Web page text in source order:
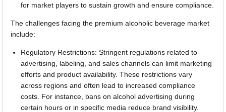
for market players to sustain growth and ensure compliance.
The challenges facing the premium alcoholic beverage market
include:
Regulatory Restrictions: Stringent regulations related to
advertising, labeling, and sales channels can limit marketing
efforts and product availability. These restrictions vary
across regions and often lead to increased compliance
costs. For instance, bans on alcohol advertising during
certain hours or in specific media reduce brand visibility.